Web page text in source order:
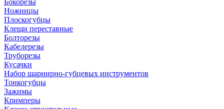
Бокорезы
Ножницы
Плоскогубцы
Клещи переставные
Болторезы
Кабелерезы
Труборезы
Кусачки
Набор шарнирно-губцевых инструментов
Тонкогубцы
Зажимы
Кримперы